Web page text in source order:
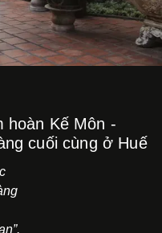
hoàn Kế Môn -
cuối cùng ở Huế